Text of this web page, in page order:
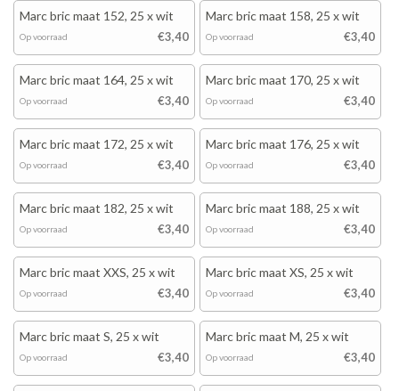
Marc bric maat 152, 25 x wit
€3,40
Op voorraad
Marc bric maat 158, 25 x wit
€3,40
Op voorraad
Marc bric maat 164, 25 x wit
€3,40
Op voorraad
Marc bric maat 170, 25 x wit
€3,40
Op voorraad
Marc bric maat 172, 25 x wit
€3,40
Op voorraad
Marc bric maat 176, 25 x wit
€3,40
Op voorraad
Marc bric maat 182, 25 x wit
€3,40
Op voorraad
Marc bric maat 188, 25 x wit
€3,40
Op voorraad
Marc bric maat XXS, 25 x wit
€3,40
Op voorraad
Marc bric maat XS, 25 x wit
€3,40
Op voorraad
Marc bric maat S, 25 x wit
€3,40
Op voorraad
Marc bric maat M, 25 x wit
€3,40
Op voorraad